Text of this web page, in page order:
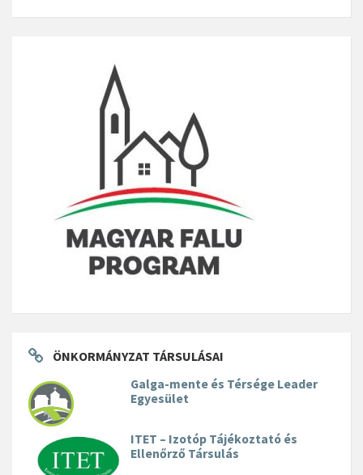
ÖNKORMÁNYZAT TÁRSULÁSAI
Galga-mente és Térsége Leader
Egyesület
ITET – Izotóp Tájékoztató és
Ellenőrző Társulás